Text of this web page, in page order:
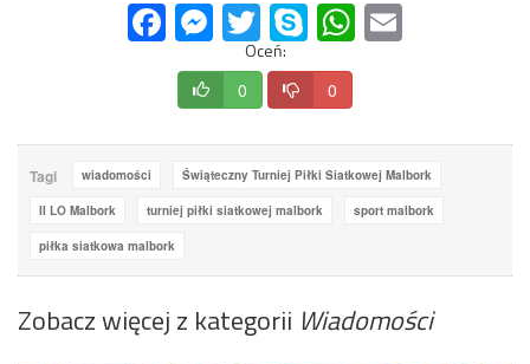
FacebookMessenger
Twitter Skype WhatsApp
Oceń:
0 0
Tagi wiadomości Świąteczny Turniej Piłki Siatkowej Malbork
II LO Malbork turniej piłki siatkowej malbork sport malbork
piłka siatkowa malbork
Zobacz więcej z kategorii Wiadomości